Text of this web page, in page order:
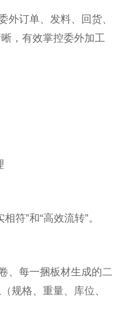
订单、发料、回货、
，有效掌控委外加工
”和“高效流转”。
每一捆板材生成的二
规格、重量、库位、